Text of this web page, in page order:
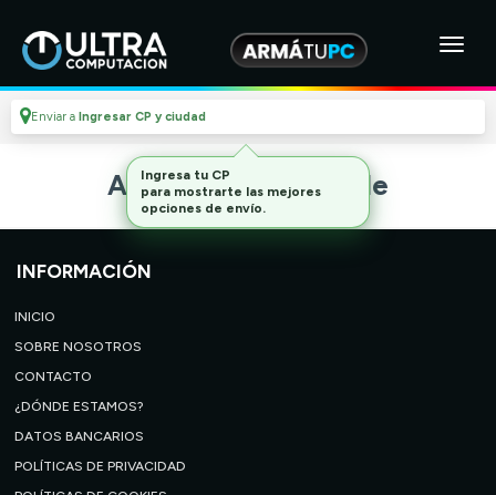
Enviar a Ingresar CP y ciudad
Artículo no disponible
INFORMACIÓN
INICIO
SOBRE NOSOTROS
CONTACTO
¿DÓNDE ESTAMOS?
DATOS BANCARIOS
POLÍTICAS DE PRIVACIDAD
Ingresa tu CP
para mostrarte las mejores
opciones de envío.